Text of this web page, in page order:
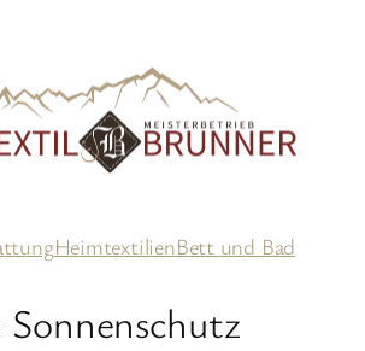
HeimtextilienBett und Bad
Sonnenschutz